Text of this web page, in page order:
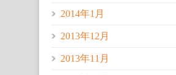
2014年1月
2013年12月
2013年11月